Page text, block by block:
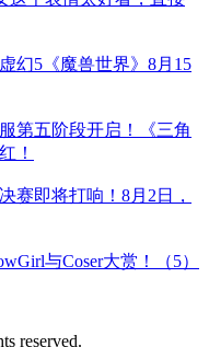
幻5《魔兽世界》8月15
第五阶段开启！《三角
！
赛即将打响！8月2日，
与Coser大赏！（5）
reserved.